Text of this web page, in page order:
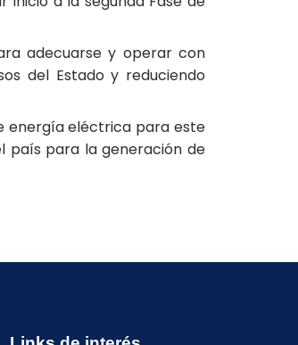
adecuarse y operar con
del Estado y reduciendo
energía eléctrica para este
país para la generación de